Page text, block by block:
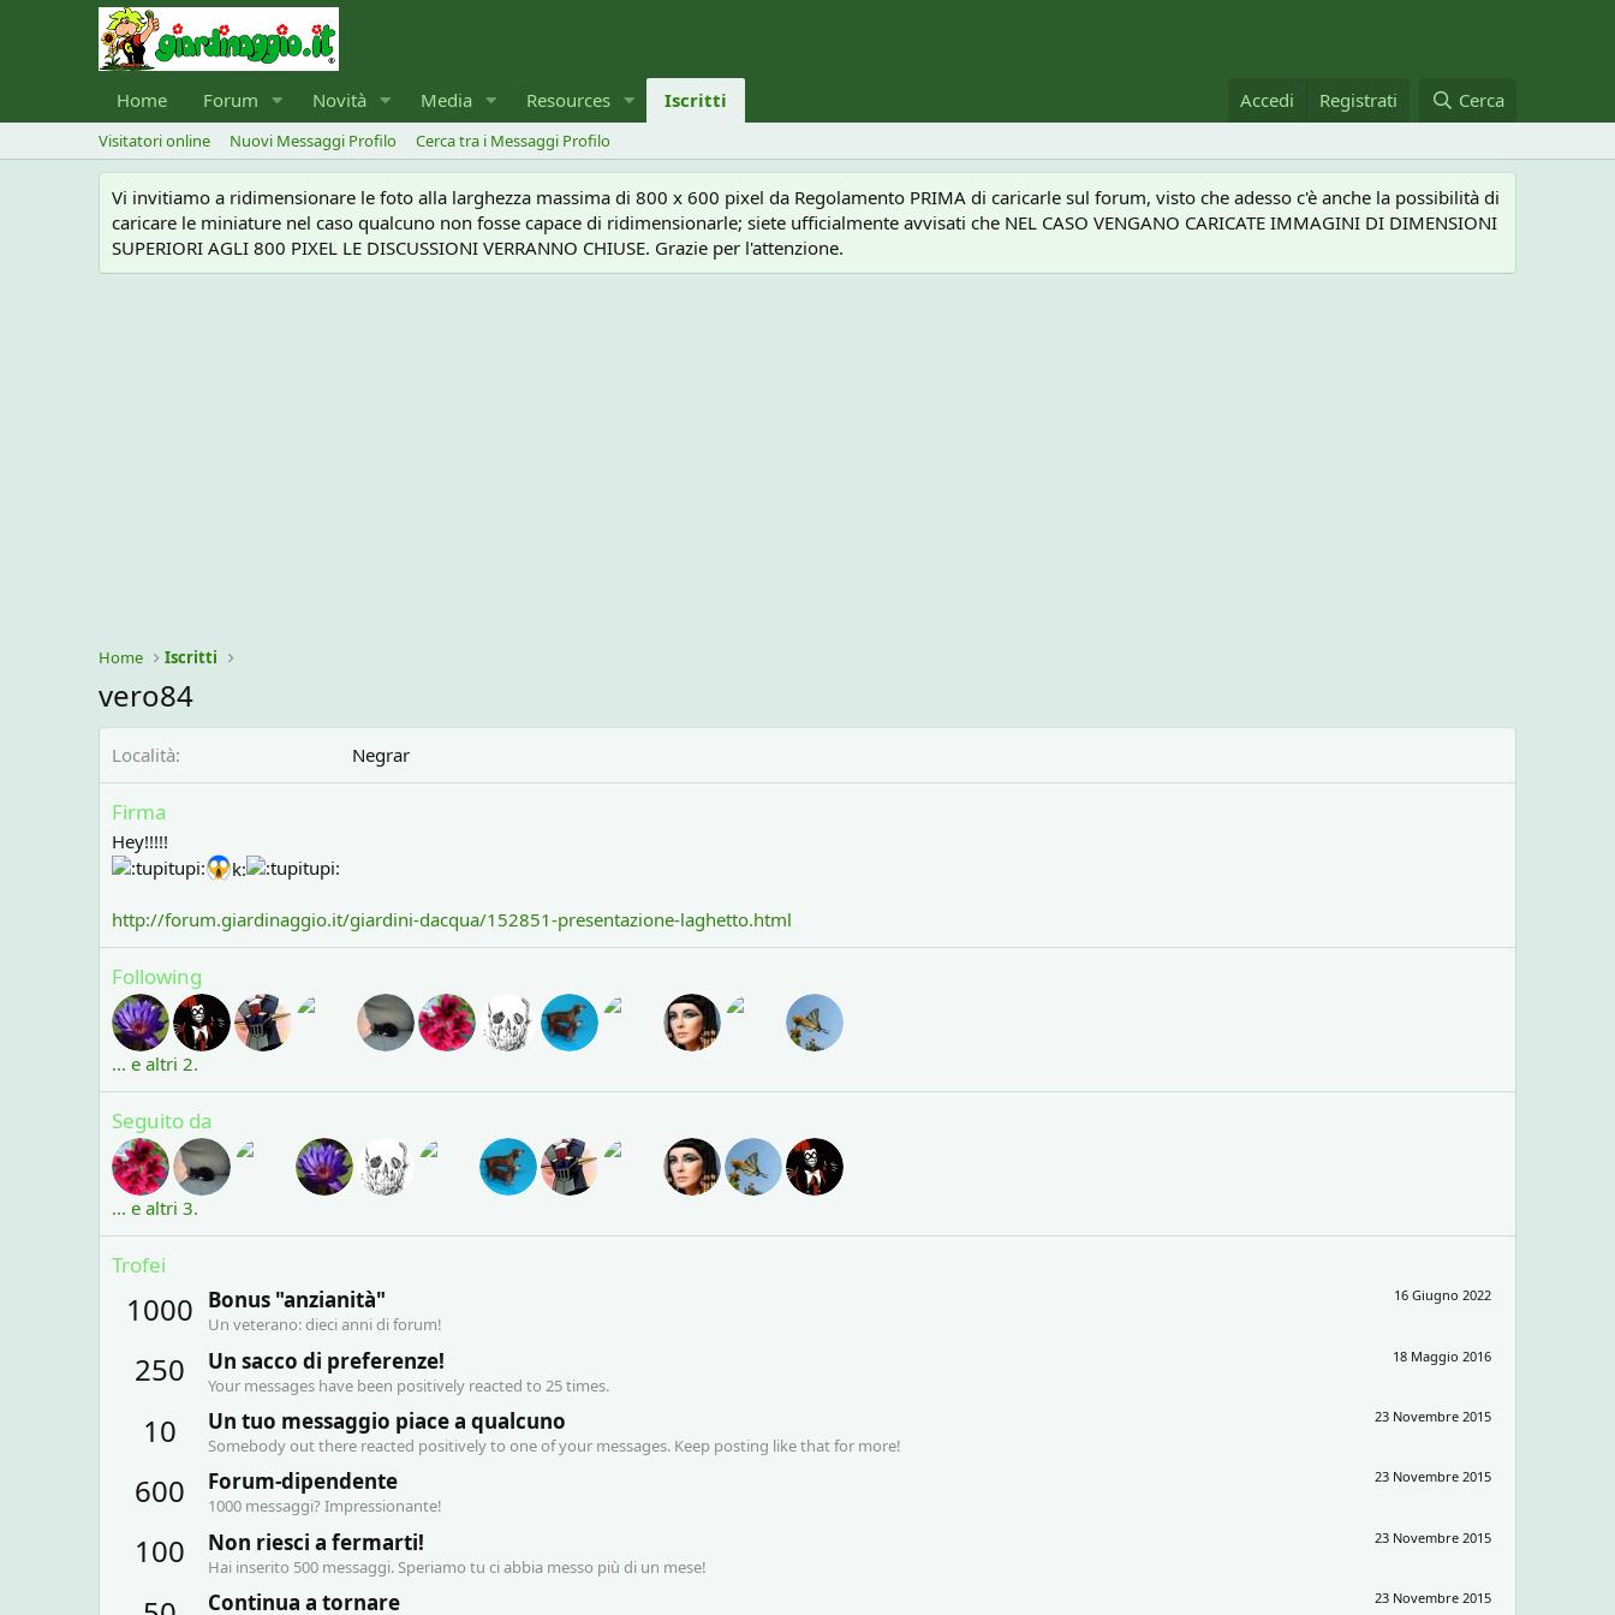
Home Forum Novità Media Resources Iscritti Accedi Registrati Cerca
Visitatori online Nuovi Messaggi Profilo Cerca tra i Messaggi Profilo
Vi invitiamo a ridimensionare le foto alla larghezza massima di 800 x 600 pixel da Regolamento PRIMA di caricarle sul forum, visto che adesso c'è anche la possibilità di
caricare le miniature nel caso qualcuno non fosse capace di ridimensionarle; siete ufficialmente avvisati che NEL CASO VENGANO CARICATE IMMAGINI DI DIMENSIONI
SUPERIORI AGLI 800 PIXEL LE DISCUSSIONI VERRANNO CHIUSE. Grazie per l'attenzione.
Home Iscritti
vero84
Località Negrar
Firma
Hey!!!!!
k:
http://forum.giardinaggio.it/giardini-dacqua/152851-presentazione-laghetto.html
Following
... e altri 2.
Seguito da
... e altri 3.
Trofei
1000 16 Giugno 2022
Bonus "anzianità"
Un veterano: dieci anni di forum!
250 18 Maggio 2016
Un sacco di preferenze!
Your messages have been positively reacted to 25 times.
10 23 Novembre 2015
Un tuo messaggio piace a qualcuno
Somebody out there reacted positively to one of your messages. Keep posting like that for more!
600 23 Novembre 2015
Forum-dipendente
1000 messaggi? Impressionante!
100 23 Novembre 2015
Non riesci a fermarti!
Hai inserito 500 messaggi. Speriamo tu ci abbia messo più di un mese!
23 Novembre 2015
Continua a tornare